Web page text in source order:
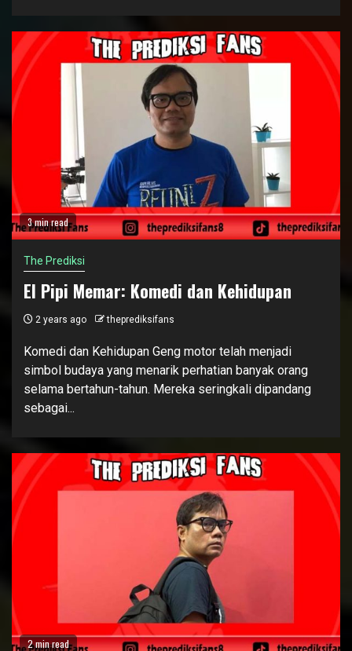
3 min read
The Prediksi
El Pipi Memar: Komedi dan Kehidupan
2 years ago theprediksifans
Komedi dan Kehidupan Geng motor telah menjadi
simbol budaya yang menarik perhatian banyak orang
selama bertahun-tahun. Mereka seringkali dipandang
sebagai...
2 min read